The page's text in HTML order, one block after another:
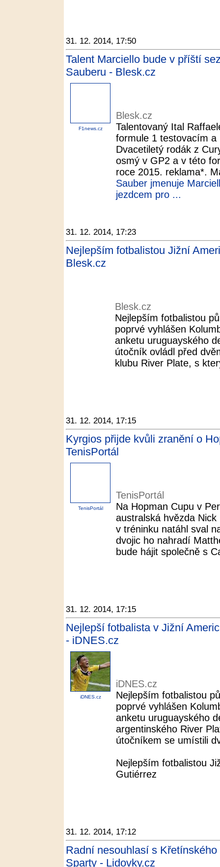
31. 12. 2014, 17:50
Talent Marciello bude v příští
Sauberu - Blesk.cz
F1news.cz
Blesk.cz
Talentovaný Ital
formule 1 testovacím
Dvacetiletý rodák z
osmý v GP2 a v této
roce 2015. reklama*.
Sauber jmenuje
jezdcem pro ...
31. 12. 2014, 17:23
Nejlepším fotbalistou Jižní
Blesk.cz
Blesk.cz
Nejlepším fotbalistou
poprvé vyhlášen
anketu uruguayského
útočník ovládl před
klubu River Plate, s
31. 12. 2014, 17:15
Kyrgios přijde kvůli zranění o
TenisPortál
TenisPortál
TenisPortál
Na Hopman Cupu v
australská hvězda
v tréninku natáhl sval
dvojic ho nahradí
bude hájit společně s
31. 12. 2014, 17:15
Nejlepší fotbalista v Jižní
- iDNES.cz
iDNES.cz
iDNES.cz
Nejlepším fotbalistou
poprvé vyhlášen
anketu uruguayského
argentinského River
útočníkem se umístili
Nejlepším fotbalistou
Gutiérrez
31. 12. 2014, 17:12
Radní nesouhlasí s
Sparty - Lidovky.cz